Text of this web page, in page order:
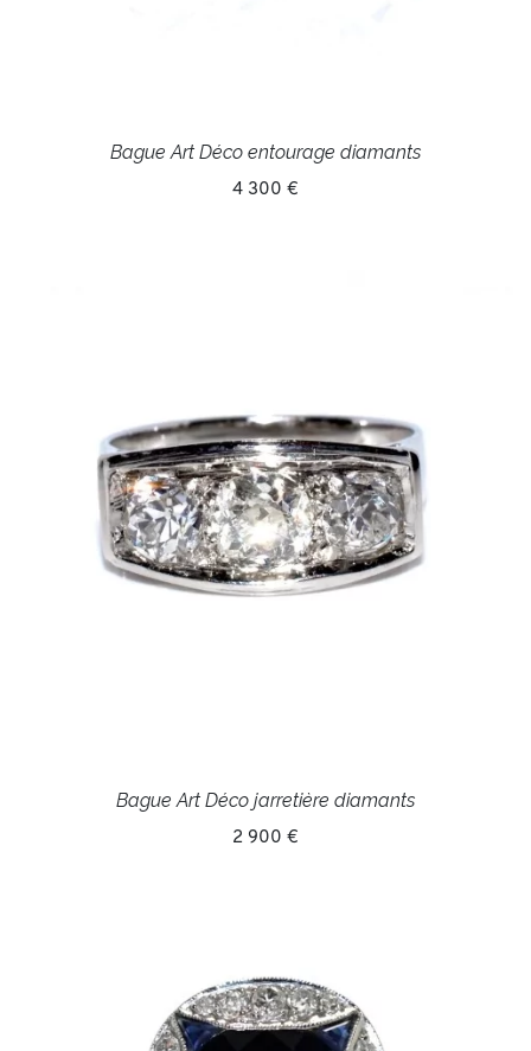
Bague Art Déco entourage diamants
4 300 €
Bague Art Déco jarretière diamants
2 900 €